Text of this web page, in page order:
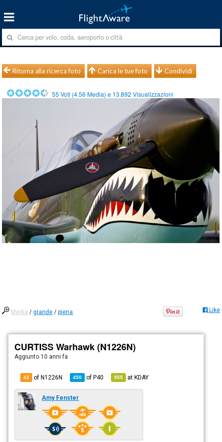
Ritorna alla ricerca foto Carica le tue foto Condividi
55 Voti (4.56 Media) e 13.892 Visualizzazioni
Media /grande /piena Like
CURTISS Warhawk (N1226N)
Aggiunto 10 anni fa
42 of N1226N 450 ofP40 955 atKDAY
Amy Fenster